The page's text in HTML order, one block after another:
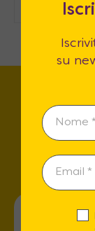
Trova
su